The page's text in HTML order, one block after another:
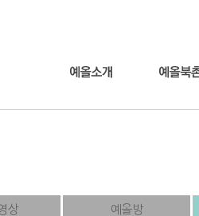
상 예올방